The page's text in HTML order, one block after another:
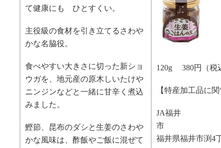
て健康にも ひとすくい。
主役級の食材を引き立てるさわや
かな名脇役。
食べやすい大きさに切った新ショ
ウガを、地元産の原木しいたけや
ニンジンなどと一緒に甘辛く煮込
みました。
鰹節、昆布のダシと生姜のさわや
かな風味は、酢飯やご飯に混ぜて
120g 380円（税
【特産加工品に
JA福井
福井県福井市渕4